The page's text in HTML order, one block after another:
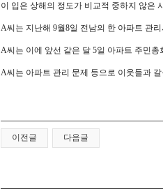
이 입은 상해의 정도가 비교적 중하지 않은
A씨는 지난해 9월8일 전남의 한 아파트 관
A씨는 이에 앞선 같은 달 5일 아파트 주민
A씨는 아파트 관리 문제 등으로 이웃들과
이전글 다음글